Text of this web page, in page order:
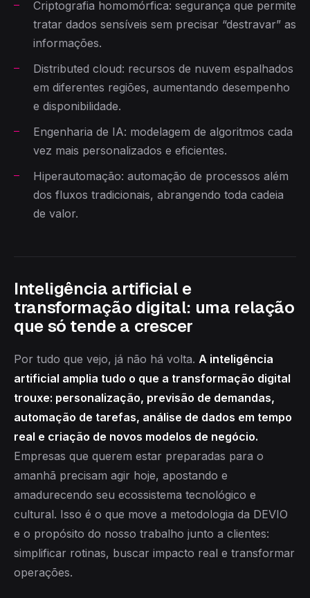
Criptografia homomórfica: segurança que permite
tratar dados sensíveis sem precisar “destravar” as
informações.
Distributed cloud: recursos de nuvem espalhados
em diferentes regiões, aumentando desempenho
e disponibilidade.
Engenharia de IA: modelagem de algoritmos cada
vez mais personalizados e eficientes.
Hiperautomação: automação de processos além
dos fluxos tradicionais, abrangendo toda cadeia
de valor.
Inteligência artificial e
transformação digital: uma relação
que só tende a crescer
Por tudo que vejo, já não há volta. A inteligência
artificial amplia tudo o que a transformação digital
trouxe: personalização, previsão de demandas,
automação de tarefas, análise de dados em tempo
real e criação de novos modelos de negócio.
Empresas que querem estar preparadas para o
amanhã precisam agir hoje, apostando e
amadurecendo seu ecossistema tecnológico e
cultural. Isso é o que move a metodologia da DEVIO
e o propósito do nosso trabalho junto a clientes:
simplificar rotinas, buscar impacto real e transformar
operações.